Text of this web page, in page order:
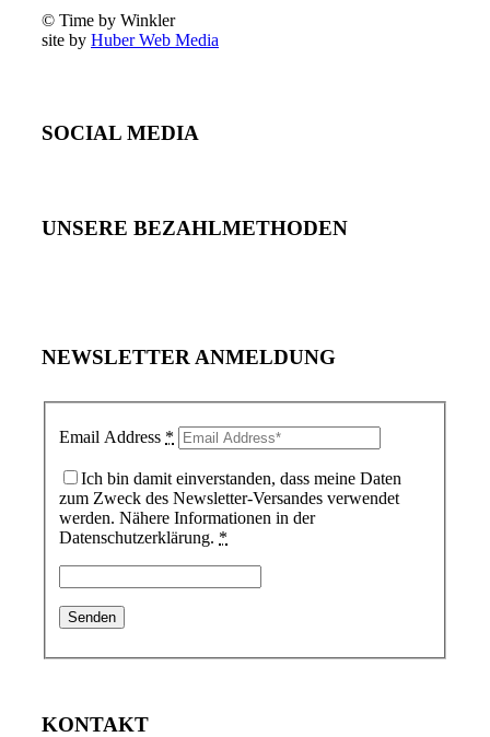
© Time by Winkler
site by Huber Web Media
SOCIAL MEDIA
UNSERE BEZAHLMETHODEN
NEWSLETTER ANMELDUNG
Email Address *
Ich bin damit einverstanden, dass meine Daten
zum Zweck des Newsletter-Versandes verwendet
werden. Nähere Informationen in der
Datenschutzerklärung. *
KONTAKT